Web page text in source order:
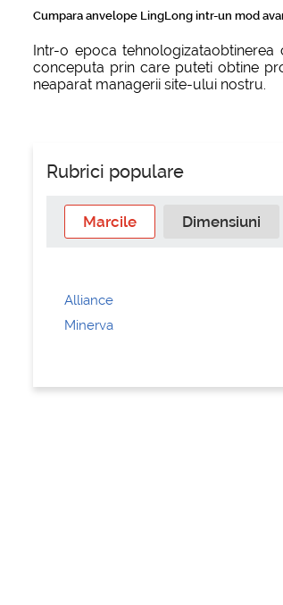
Cumpara anvelope LingLong intr-un mod
Intr-o epoca
conceputa prin care puteti obtine
neaparat managerii site-ului nostru.
Rubrici populare
Marcile Dimensiuni
Alliance
Minerva